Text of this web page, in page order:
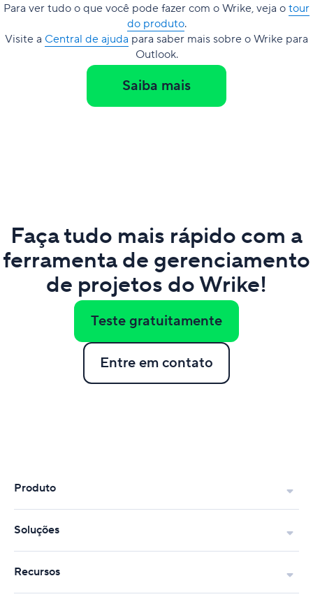
Para ver tudo o que você pode fazer com o Wrike, veja o tour
do produto.
Visite a Central de ajuda para saber mais sobre o Wrike para
Outlook.
Saiba mais
Faça tudo mais rápido com a
ferramenta de gerenciamento
de projetos do Wrike!
Teste gratuitamente
Entre em contato
Produto
Soluções
Recursos